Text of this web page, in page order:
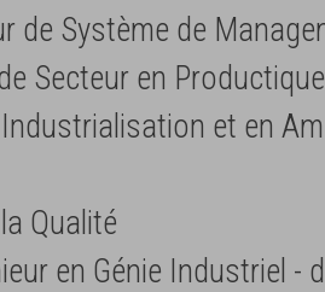
de Système de
Secteur en
et en
Qualité
en Génie Industriel -